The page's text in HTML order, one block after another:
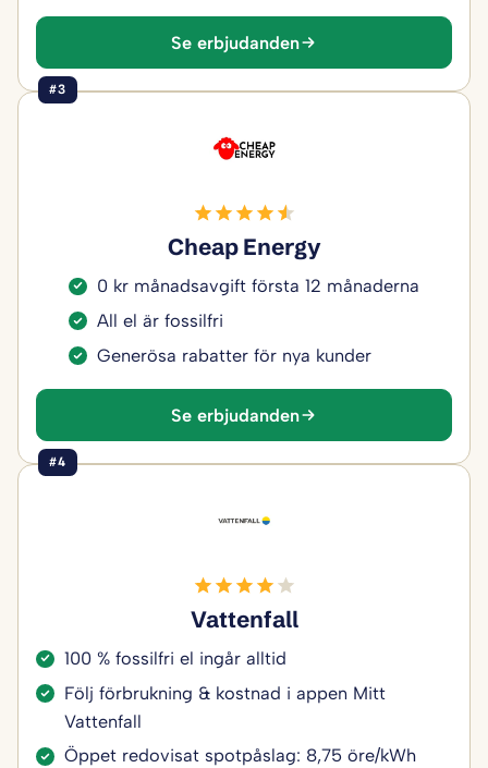
Se erbjudanden
#3
Cheap Energy
0 kr månadsavgift första 12 månaderna
All el är fossilfri
Generösa rabatter för nya kunder
Se erbjudanden
#4
Vattenfall
100 % fossilfri el ingår alltid
Följ förbrukning & kostnad i appen Mitt
Vattenfall
Öppet redovisat spotpåslag: 8,75 öre/kWh